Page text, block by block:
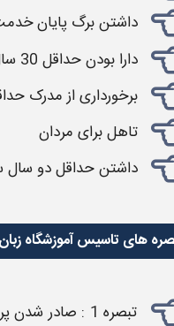
داشتن برگ پایان
دارا بودن حداقل 30 سال
برخورداری از مدرک
تاهل برای مردان
داشتن حداقل دو سال
های تاسیس آموزشگاه
تبصره 1 : صادر شدن